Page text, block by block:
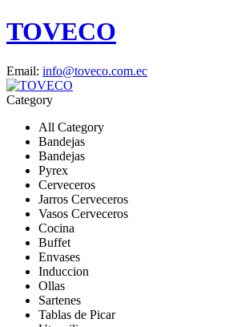
TOVECO
Email: info@toveco.com.ec
Category
All Category
Bandejas
Bandejas
Pyrex
Cerveceros
Jarros Cerveceros
Vasos Cerveceros
Cocina
Buffet
Envases
Induccion
Ollas
Sartenes
Tablas de Picar